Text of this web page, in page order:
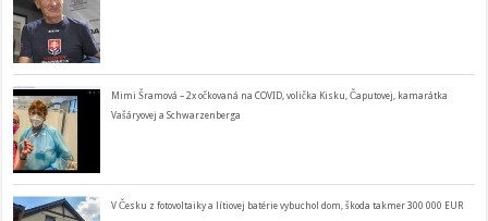
Mimi Šramová – 2x očkovaná na COVID, volička Kisku, Čaputovej, kamarátka
Vašáryovej a Schwarzenberga
V Česku z fotovoltaiky a lítiovej batérie vybuchol dom, škoda takmer 300 000 EUR